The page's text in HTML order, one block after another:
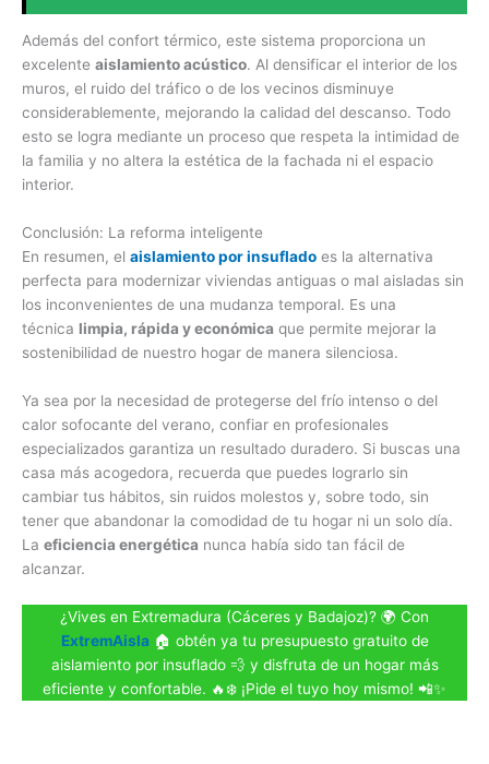
Además del confort térmico, este sistema proporciona un
excelente aislamiento acústico. Al densificar el interior de los
muros, el ruido del tráfico o de los vecinos disminuye
considerablemente, mejorando la calidad del descanso. Todo
esto se logra mediante un proceso que respeta la intimidad de
la familia y no altera la estética de la fachada ni el espacio
interior.
Conclusión: La reforma inteligente
En resumen, el aislamiento por insuflado es la alternativa
perfecta para modernizar viviendas antiguas o mal aisladas sin
los inconvenientes de una mudanza temporal. Es una
técnica limpia, rápida y económica que permite mejorar la
sostenibilidad de nuestro hogar de manera silenciosa.
Ya sea por la necesidad de protegerse del frío intenso o del
calor sofocante del verano, confiar en profesionales
especializados garantiza un resultado duradero. Si buscas una
casa más acogedora, recuerda que puedes lograrlo sin
cambiar tus hábitos, sin ruidos molestos y, sobre todo, sin
tener que abandonar la comodidad de tu hogar ni un solo día.
La eficiencia energética nunca había sido tan fácil de
alcanzar.
¿Vives en Extremadura (Cáceres y Badajoz)? 🌍 Con
ExtremAisla 🏠 obtén ya tu presupuesto gratuito de
aislamiento por insuflado 💨 y disfruta de un hogar más
eficiente y confortable. 🔥❄️ ¡Pide el tuyo hoy mismo! 📲✨